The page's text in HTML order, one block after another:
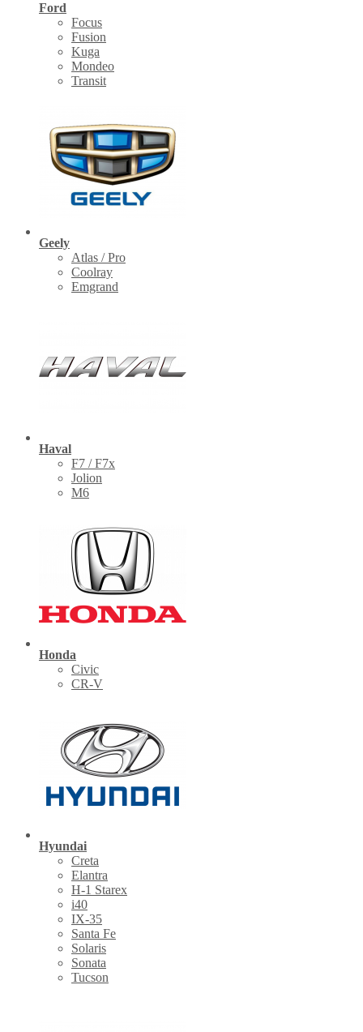
Ford
Focus
Fusion
Kuga
Mondeo
Transit
Geely
Atlas / Pro
Coolray
Emgrand
Haval
F7 / F7x
Jolion
M6
Honda
Civic
CR-V
Hyundai
Creta
Elantra
H-1 Starex
i40
IX-35
Santa Fe
Solaris
Sonata
Tucson